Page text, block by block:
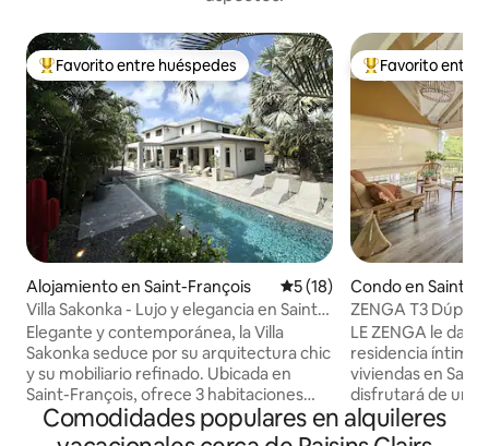
Favorito entre huéspedes preferido
Favorito entre huéspedes
Alojamiento en Saint-François Calificación promedio: 5 de
5 (18)
Villa Sakonka - Lujo y elegancia en Saint-
François
Elegante y contemporánea, la Villa
Sakonka seduce por su arquitectura chic
y su mobiliario refinado. Ubicada en
Saint-François, ofrece 3 habitaciones
con aire acondicionado, incluida una
suite principal con baño privado,
Favorito entre
Favorito entre
Condo en Saint-
ZENGA T3
piscina playa a 5
LE ZENGA le da
residencia íntima
viviendas en
disfrutará de un
residencial, lejos
residencias
Comodidades populares en alquileres